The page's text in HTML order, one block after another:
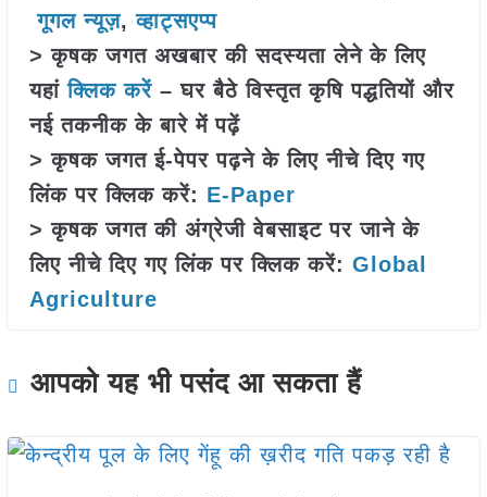
गूगल न्यूज़,व्हाट्सएप्प
> कृषक जगत अखबार की सदस्यता लेने के लिए
यहांक्लिक करें– घर बैठे विस्तृत कृषि पद्धतियों और
नई तकनीक के बारे में पढ़ें
> कृषक जगत ई-पेपर पढ़ने के लिए नीचे दिए गए
लिंक पर क्लिक करें: E-Paper
> कृषक जगत की अंग्रेजी वेबसाइट पर जाने के
लिए नीचे दिए गए लिंक पर क्लिक करें: Global
Agriculture
आपको यह भी पसंद आ सकता हैं